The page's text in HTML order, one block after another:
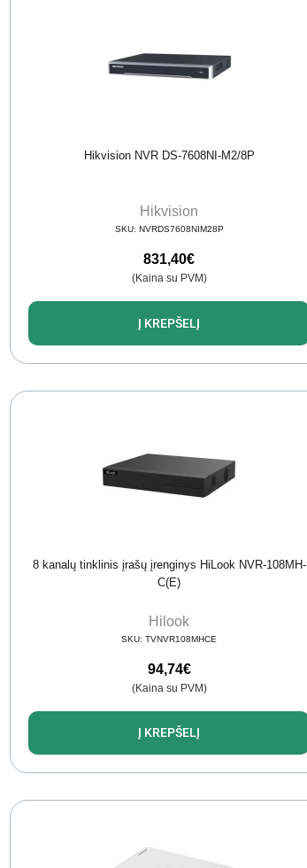
Hikvision NVR DS-7608NI-M2/8P
Hikvision
SKU: NVRDS7608NIM28P
831,40€
(Kaina su PVM)
Į KREPŠELĮ
8 kanalų tinklinis įrašų įrenginys HiLook NVR-108MH-
C(E)
Hilook
SKU: TVNVR108MHCE
94,74€
(Kaina su PVM)
Į KREPŠELĮ